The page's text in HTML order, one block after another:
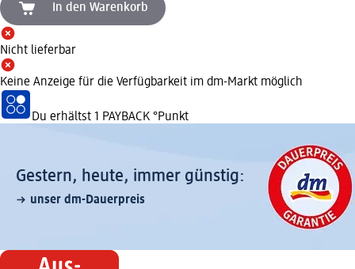
In den Warenkorb
Nicht lieferbar
Keine Anzeige für die Verfügbarkeit im dm-Markt möglich
Du erhältst 1 PAYBACK °Punkt
Gestern, heute, immer günstig:
unser dm-Dauerpreis